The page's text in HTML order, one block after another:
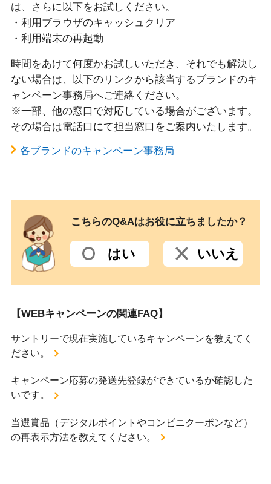
は、さらに以下をお試しください。
・利用ブラウザのキャッシュクリア
・利用端末の再起動
時間をあけて何度かお試しいただき、それでも解決し
ない場合は、以下のリンクから該当するブランドのキ
ャンペーン事務局へご連絡ください。
※一部、他の窓口で対応している場合がございます。
その場合は電話口にて担当窓口をご案内いたします。
各ブランドのキャンペーン事務局
こちらのQ&Aはお役に立ちましたか？
はい いいえ
【WEBキャンペーンの関連FAQ】
サントリーで現在実施しているキャンペーンを教えてく
ださい。
キャンペーン応募の発送先登録ができているか確認した
いです。
当選賞品（デジタルポイントやコンビニクーポンなど）
の再表示方法を教えてください。